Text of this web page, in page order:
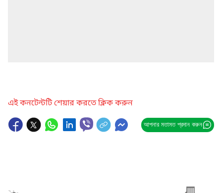
এই কনটেন্টটি শেয়ার করতে ক্লিক করুন
আপনার মতামত প্রদান করুন